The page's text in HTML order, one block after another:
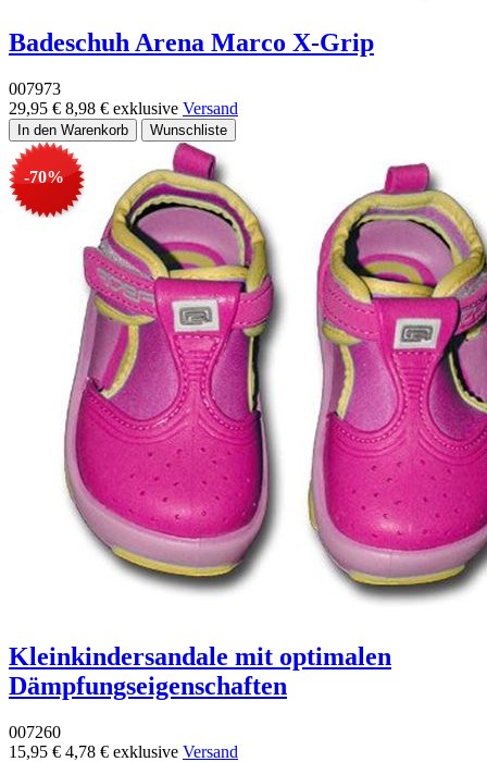
Badeschuh Arena Marco X-Grip
007973
29,95 € 8,98 € exklusive Versand
-70%
Kleinkindersandale mit optimalen
Dämpfungseigenschaften
007260
15,95 € 4,78 € exklusive Versand